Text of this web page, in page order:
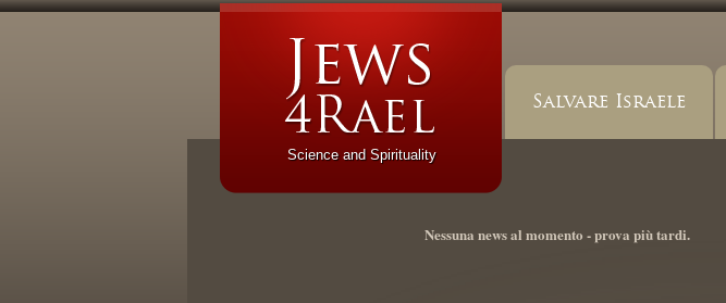
Science and Spirituality
Salvare Israele
Nessuna news al momento - prova più tardi.